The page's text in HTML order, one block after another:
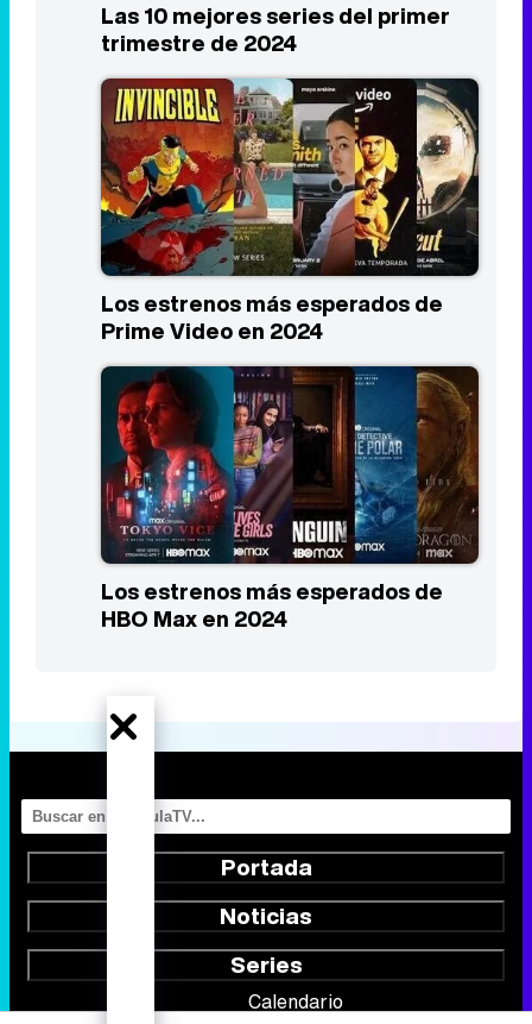
Los estrenos más esperados de
Prime Video en 2024
Los estrenos más esperados de
HBO Max en 2024
Noticias
Series
Calendario
Listas
TV Movies
Audiencias
Programación